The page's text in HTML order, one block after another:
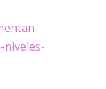
niveles-